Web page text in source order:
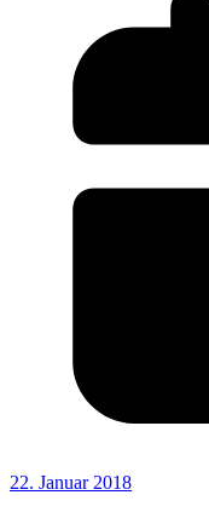
22. Januar 2018